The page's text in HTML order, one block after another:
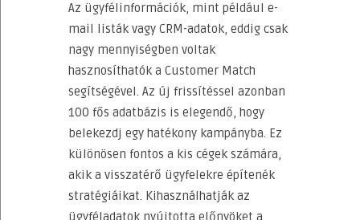
Az ügyfélinformációk, mint például e-
mail listák vagy CRM-adatok, eddig csak
nagy mennyiségben voltak
hasznosíthatók a Customer Match
segítségével. Az új frissítéssel azonban
100 fős adatbázis is elegendő, hogy
belekezdj egy hatékony kampányba. Ez
különösen fontos a kis cégek számára,
akik a visszatérő ügyfelekre építenék
stratégiáikat. Kihasználhatják az
ügyféladatok nyújtotta előnyöket a